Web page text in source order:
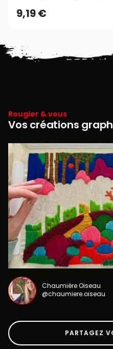
9,19 €
Rougier & vous
Vos créations
Chaumière Oiseau
@chaumiere.oiseau
PARTAGEZ